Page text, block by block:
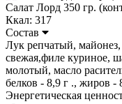
Салат Лорд 350 гр.
Ккал: 317
Состав
Лук репчатый,
свежая,филе куриное,
молотый, масло
белков - 8,9 г ., жиров -
Энергетическая